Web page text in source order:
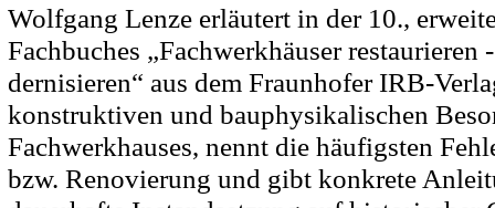
Wolfgang Lenze erläutert in der 10.,
Fachbuches „Fachwerkhäuser
dernisieren“ aus dem Fraunhofer IRB-
konstruktiven und bauphysikalischen
Fachwerkhauses, nennt die häufigsten
bzw. Renovierung und gibt konkrete